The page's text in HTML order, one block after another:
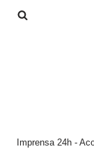
Imprensa 24h -